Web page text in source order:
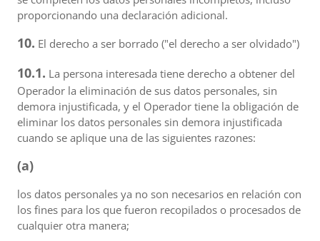
proporcionando una declaración adicional.
10. El derecho a ser borrado ("el derecho a ser olvidado")
10.1. La persona interesada tiene derecho a obtener del
Operador la eliminación de sus datos personales, sin
demora injustificada, y el Operador tiene la obligación de
eliminar los datos personales sin demora injustificada
cuando se aplique una de las siguientes razones:
(a)
los datos personales ya no son necesarios en relación con
los fines para los que fueron recopilados o procesados de
cualquier otra manera;